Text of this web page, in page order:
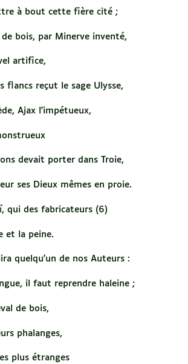
à bout cette fière cité ;
bois, par Minerve inventé,
artifice,
flancs reçut le sage Ulysse,
Ajax l'impétueux,
devait porter dans Troie,
ses Dieux mêmes en proie.
qui des fabricateurs (6)
et la peine.
quelqu'un de nos Auteurs :
il faut reprendre haleine ;
de bois,
phalanges,
plus étranges